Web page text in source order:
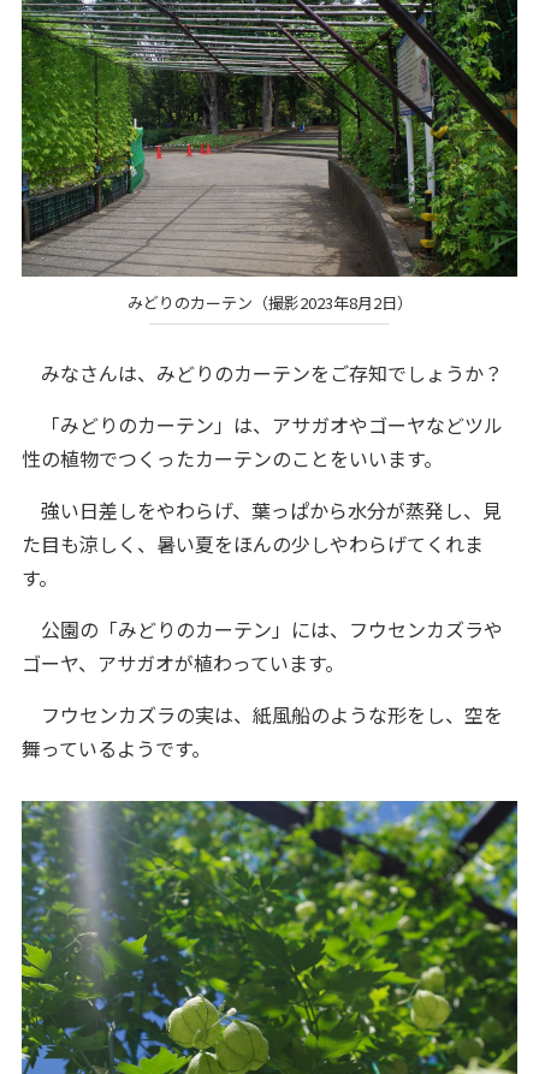
みどりのカーテン（撮影2023年8月2日）
みなさんは、みどりのカーテンをご存知でしょうか？
「みどりのカーテン」は、アサガオやゴーヤなどツル
性の植物でつくったカーテンのことをいいます。
強い日差しをやわらげ、葉っぱから水分が蒸発し、見
た目も涼しく、暑い夏をほんの少しやわらげてくれま
す。
公園の「みどりのカーテン」には、フウセンカズラや
ゴーヤ、アサガオが植わっています。
フウセンカズラの実は、紙風船のような形をし、空を
舞っているようです。